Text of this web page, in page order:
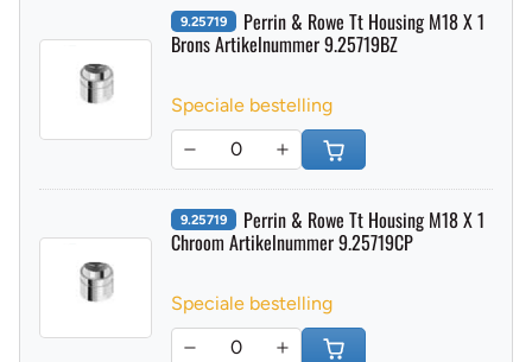
9.25719 Perrin & Rowe Tt Housing M18 X 1
Brons Artikelnummer 9.25719BZ
Speciale bestelling
9.25719 Perrin & Rowe Tt Housing M18 X 1
Chroom Artikelnummer 9.25719CP
Speciale bestelling